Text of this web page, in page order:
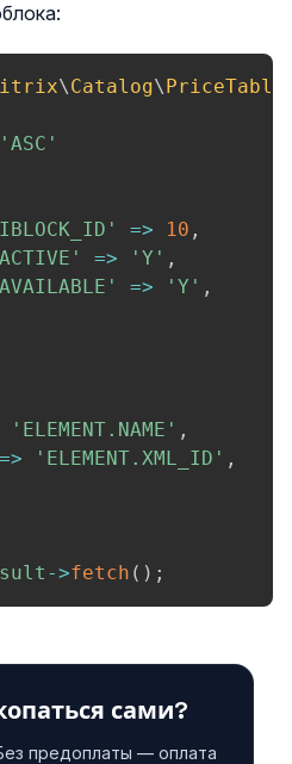
\Catalog\PriceTable
'ASC'
=> 10 ,
=> 'Y' ,
=> 'Y' ,
'ELEMENT.NAME' ,
=> 'ELEMENT.XML_ID' ,
->fetch ( ) ;
сами?
предоплаты — оплата